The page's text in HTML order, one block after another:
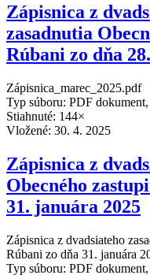
Zápisnica z
zasadnutia
Rúbani zo dňa
Zápisnica_marec_2025.pdf
Typ súboru: PDF
Stiahnuté: 144×
Vložené: 30. 4. 2025
Zápisnica z
Obecného
31. januára 2025
Zápisnica z dvadsiateho
Rúbani zo dňa 31. januára
Typ súboru: PDF